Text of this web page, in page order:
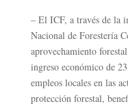
–El ICF, a través de la
Nacional de Forestería
aprovechamiento
ingreso económico de
empleos locales en las
protección forestal,